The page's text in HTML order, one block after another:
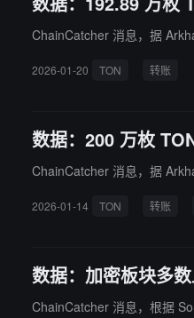
ChainCatcher 消息，据
2026-01-20 TON 转账
数据：200 万枚
ChainCatcher 消息，据
2026-01-14 TON 转账
数据：加密板块多
ChainCatcher 消息，根据